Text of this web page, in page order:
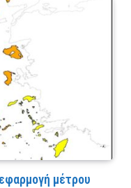
μέτρου